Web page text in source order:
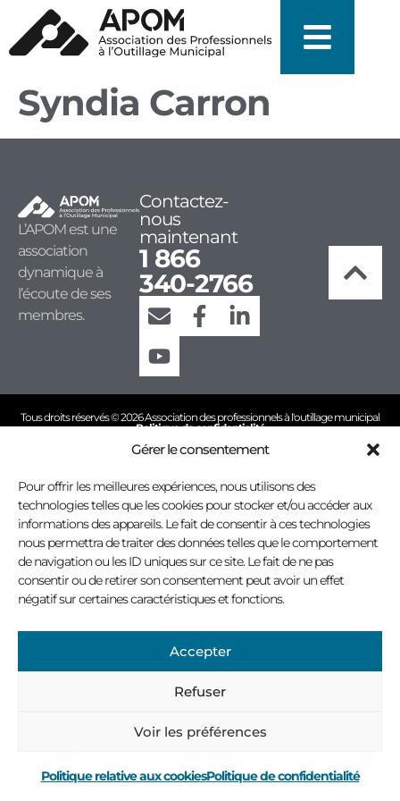
Gérer le consentement
Pour offrir les meilleures expériences, nous utilisons des
technologies telles que les cookies pour stocker et/ou accéder aux
informations des appareils. Le fait de consentir à ces technologies
nous permettra de traiter des données telles que le comportement
de navigation ou les ID uniques sur ce site. Le fait de ne pas
consentir ou de retirer son consentement peut avoir un effet
négatif sur certaines caractéristiques et fonctions.
Accepter
Refuser
Voir les préférences
Politique relative aux cookiesPolitique de confidentialité
Syndia Carron
L’APOM est une
association
dynamique à
l’écoute de ses
membres.
Contactez-
nous
maintenant
1 866
340-2766
Tous droits réservés © 2026 Association des professionnels à l'outillage municipal
Politique de confidentialité